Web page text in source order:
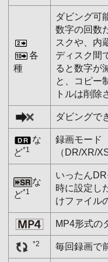
各
種
ダビング可
数字の回数
スクや、内
ディスク間
ると数字が
と、コピー
トルは削除
ダビングで
な
ど*1
録画モード
（DR/XR/
な
ど*1
いったん
時に設定し
けファイル
MP4形式の
*2 毎回録画で